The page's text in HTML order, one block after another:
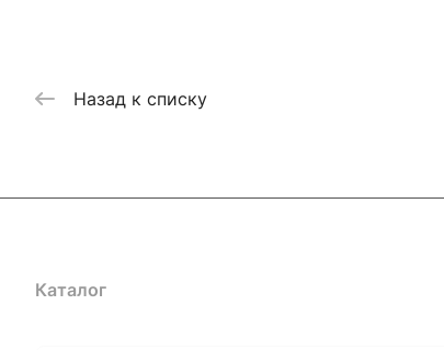
Назад к списку
Каталог